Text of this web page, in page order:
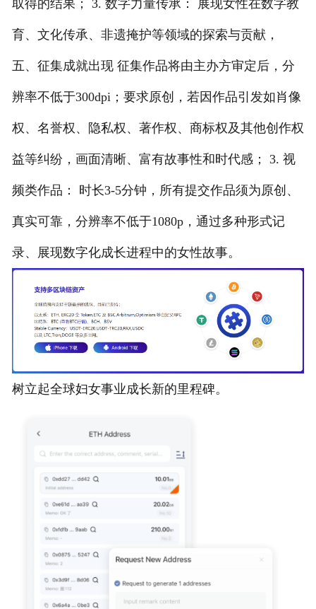
取得的结果； 3. 数字力量传承： 展现女性在数字教
育、文化传承、非遗掩护等领域的探索与贡献，
五、征集成就出现 征集作品将由主办方审定后，分
辨率不低于300dpi；要求原创，若因作品引发如肖像
权、名誉权、隐私权、著作权、商标权及其他创作权
益等纠纷，画面清晰、富有故事性和时代感； 3. 视
频类作品： 时长3-5分钟，所有提交作品须为原创、
真实可靠，分辨率不低于1080p，通过多种形式记
录、展现数字化成长进程中的女性故事。
树立起全球妇女事业成长新的里程碑。